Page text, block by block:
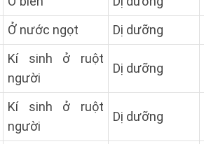
Ở nước ngọt Dị dưỡng
Kí sinh ở ruột
người
Dị dưỡng
Kí sinh ở ruột
người
Dị dưỡng